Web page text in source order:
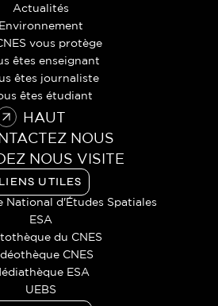
Actualités
Environnement
vous protège
êtes enseignant
êtes journaliste
êtes étudiant
HAUT
NOUS
NOUS VISITE
LIENS UTILES
National d'Études Spatiales
ESA
du CNES
CNES
ESA
UEBS